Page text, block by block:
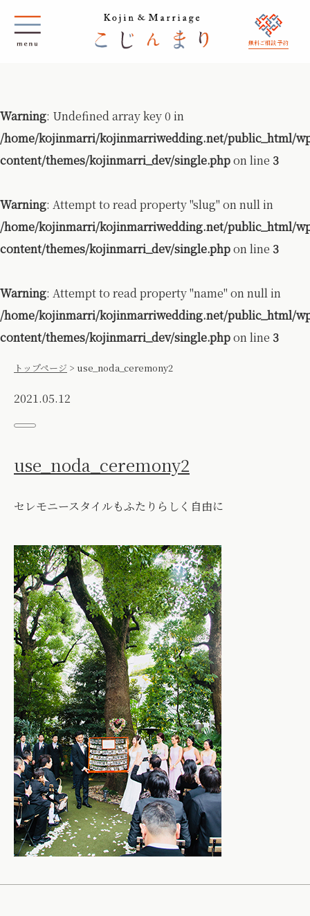
無料ご相談 予約
Warning: Undefined array key 0 in
/home/kojinmarri/kojinmarriwedding.net/public_html/
content/themes/kojinmarri_dev/single.phpon line 3
Warning: Attempt to read property "slug" on null in
/home/kojinmarri/kojinmarriwedding.net/public_html/
content/themes/kojinmarri_dev/single.phpon line 3
Warning: Attempt to read property "name" on null in
/home/kojinmarri/kojinmarriwedding.net/public_html/
content/themes/kojinmarri_dev/single.phpon line 3
トップページ > use_noda_ceremony2
2021.05.12
use_noda_ceremony2
セレモニースタイルもふたりらしく自由に